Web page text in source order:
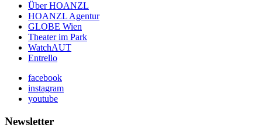
Über HOANZL
HOANZL Agentur
GLOBE Wien
Theater im Park
WatchAUT
Entrello
facebook
instagram
youtube
Newsletter